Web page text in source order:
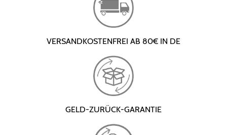
VERSANDKOSTENFREI AB 80€ IN DE
GELD-ZURÜCK-GARANTIE